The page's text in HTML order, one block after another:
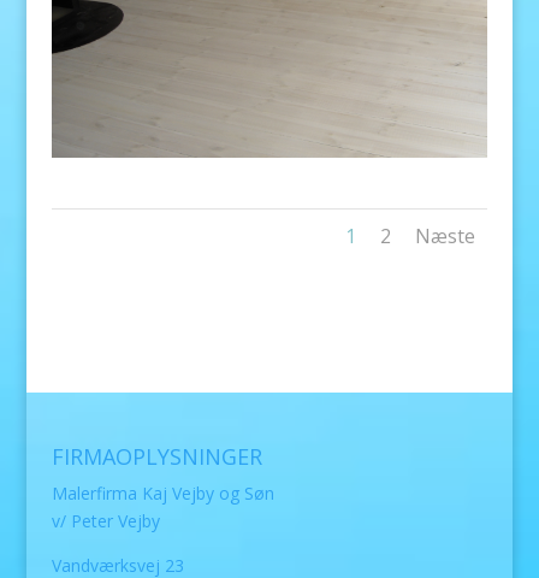
1 2 Næste
FIRMAOPLYSNINGER
Malerfirma Kaj Vejby og Søn
v/ Peter Vejby
Vandværksvej 23